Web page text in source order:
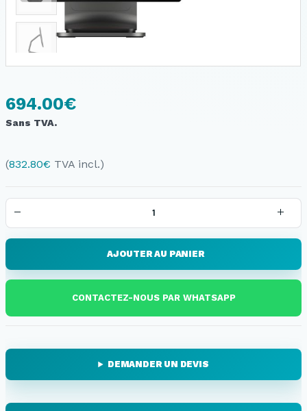
694.00€
Sans TVA.
(832.80€ TVA incl.)
AJOUTER AU PANIER
CONTACTEZ-NOUS PAR WHATSAPP
DEMANDER UN DEVIS